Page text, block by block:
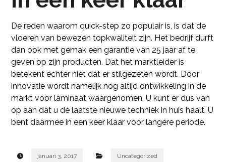
De reden waarom quick-step zo populair is, is dat de
vloeren van bewezen topkwaliteit zijn. Het bedrijf durft
dan ook met gemak een garantie van 25 jaar af te
geven op zijn producten. Dat het marktleider is
betekent echter niet dat er stilgezeten wordt. Door
innovatie wordt namelijk nog altijd ontwikkeling in de
markt voor laminaat waargenomen. U kunt er dus van
op aan dat u de laatste nieuwe techniek in huis haalt. U
bent daarmee in een keer klaar voor langere periode.
januari 3, 2017 Uncategorized